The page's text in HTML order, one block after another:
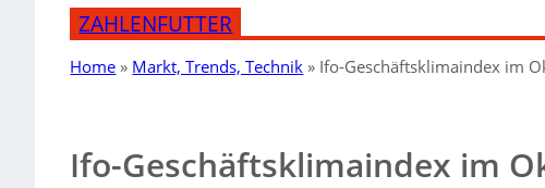
ZAHLENFUTTER
Home » Markt, Trends, Technik » Ifo-Geschäftsklimaindex im
Ifo-Geschäftsklimaindex im